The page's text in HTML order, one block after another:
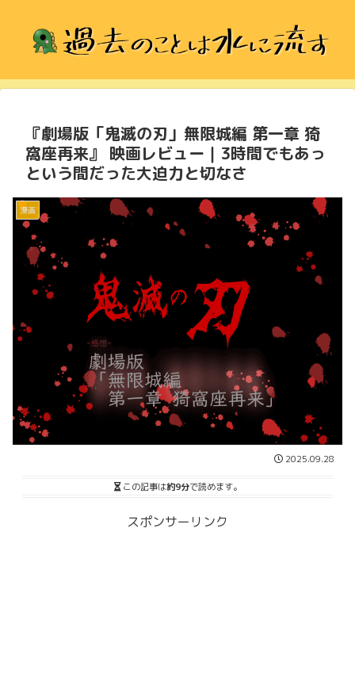
『劇場版「鬼滅の刃」無限城編 第一章 猗
窩座再来』 映画レビュー｜3時間でもあっ
という間だった大迫力と切なさ
漫画
2025.09.28
この記事は約9分で読めます。
スポンサーリンク